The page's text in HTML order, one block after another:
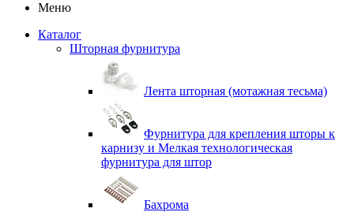
Меню
Каталог
Шторная фурнитура
Лента шторная (мотажная тесьма)
Фурнитура для крепления шторы к
карнизу и Мелкая технологическая
фурнитура для штор
Бахрома